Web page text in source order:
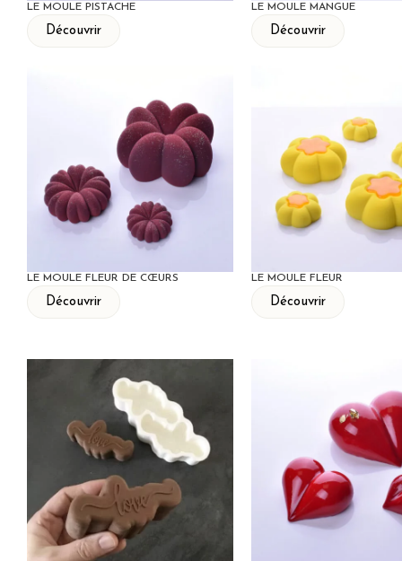
LE MOULE PISTACHE
Découvrir
LE MOULE MANGUE
Découvrir
LE MOULE FLEUR DE CŒURS
Découvrir
LE MOULE FLEUR
Découvrir